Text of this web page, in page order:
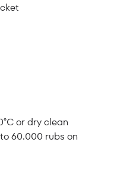
or dry clean
60.000 rubs on